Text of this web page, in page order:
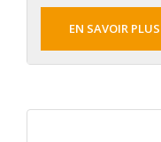
EN SAVOIR PLUS